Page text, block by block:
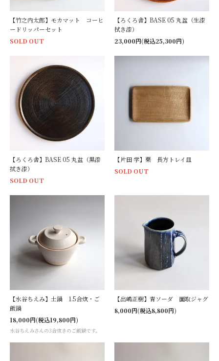
【竹之内太郎】モカマット コーヒ
ードリッパーセット
SOLD OUT
【ろくろ舎】BASE 05 丸盆（生漆
拭き漆）
23,000円(税込25,300円)
【ろくろ舎】BASE 05 丸盆（黒漆
拭き漆）
SOLD OUT
【片田 学】栗 長方トレイ皿
SOLD OUT
【水谷ちえみ】土鍋 1.5合炊・ご
飯鍋
18,000円(税込19,800円)
水谷ちえみさんの3合炊きのご飯鍋です。
【出嶋正樹】青ソーダ 面取ジャグ
8,000円(税込8,800円)